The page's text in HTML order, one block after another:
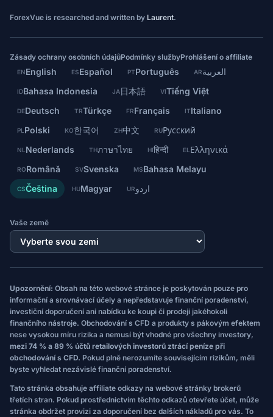
ForexVue is researched and written by Laurent.
Zásady ochrany osobních údajůPodmínky službyProhlášení o affiliate
ENEnglish ESEspañol PTPortuguês ARالعربية
IDBahasa Indonesia JA日本語 VITiếng Việt
DEDeutsch TRTürkçe FRFrançais ITItaliano
PL Polski KO한국어 ZH中文 RUРусский
NL Nederlands THภาษาไทย HIहिन्दी EL Ελληνικά
RORomână SVSvenska MSBahasa Melayu
CSČeština HUMagyar URاردو
Vaše země
Upozornění: Obsah na této webové stránce je poskytován pouze pro
informační a srovnávací účely a nepředstavuje finanční poradenství,
investiční doporučení ani nabídku ke koupi či prodeji jakéhokoli
finančního nástroje. Obchodování s CFD a produkty s pákovým efektem
nese vysokou míru rizika a nemusí být vhodné pro všechny investory,
mezi 74 % a 89 % účtů retailových investorů ztrácí peníze při
obchodování s CFD. Pokud plně nerozumíte souvisejícím rizikům, měli
byste vyhledat nezávislé finanční poradenství.
Tato stránka obsahuje affiliate odkazy na webové stránky brokerů
třetích stran. Pokud prostřednictvím těchto odkazů otevřete účet, může
stránka obdržet provizi za doporučení bez dalších nákladů pro vás. To